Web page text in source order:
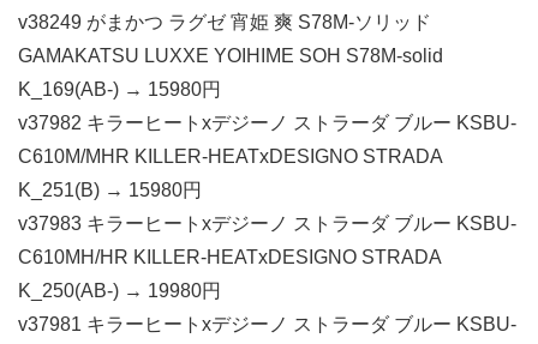
v38249 がまかつ ラグゼ 宵姫 爽 S78M-ソリッド
GAMAKATSU LUXXE YOIHIME SOH S78M-solid
K_169(AB-) → 15980円
v37982 キラーヒートxデジーノ ストラーダ ブルー KSBU-
C610M/MHR KILLER-HEATxDESIGNO STRADA
K_251(B) → 15980円
v37983 キラーヒートxデジーノ ストラーダ ブルー KSBU-
C610MH/HR KILLER-HEATxDESIGNO STRADA
K_250(AB-) → 19980円
v37981 キラーヒートxデジーノ ストラーダ ブルー KSBU-